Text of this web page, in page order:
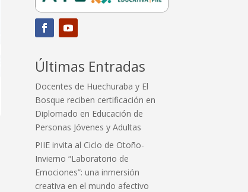
Últimas Entradas
Docentes de Huechuraba y El
Bosque reciben certificación en
Diplomado en Educación de
Personas Jóvenes y Adultas
PIIE invita al Ciclo de Otoño-
Invierno “Laboratorio de
Emociones”: una inmersión
creativa en el mundo afectivo